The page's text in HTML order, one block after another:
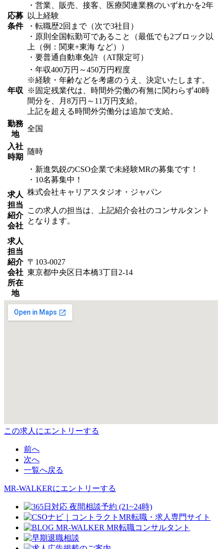
応募
条件
・営業、販売、接客、医療関連業務のいずれかを2年
以上経験
・転職歴2回まで（次で3社目）
・原則全国転勤可であること（最低でも2ブロック以
上（例：関東+東海 など））
・要普通自動車免許（AT限定可）
年収
・年収400万円～450万円程度
※経験・年齢などを考慮のうえ、決定いたします。
※固定残業代は、時間外労働の有無に関わらず40時
間分を、月8万円～11万円支給。
上記を超える時間外労働分は追加で支給。
勤務
地
全国
入社
時期
随時
・新進気鋭のCSO企業で未経験MRの募集です！
・10名募集中！
求人
担当
紹介
会社
株式会社キャリアスタジオ・ジャパン
この求人の担当は、上記紹介会社のコンサルタント
となります。
求人
担当
紹介
会社
所在
地
〒103-0027
東京都中央区日本橋3丁目2-14
この求人にエントリーする
前へ
次へ
一覧へ戻る
MR-WALKERにエントリーする